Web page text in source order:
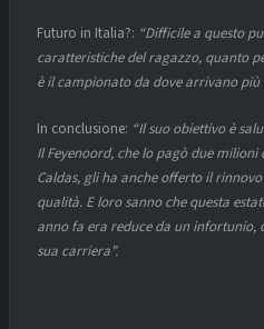
Futuro in Italia?: “Difficile a questo
caratteristiche del ragazzo, quanto
è il campionato da dove arrivano più
In conclusione: “Il suo obiettivo è
Il Feyenoord, che lo pagò due milioni
Caldas, gli ha anche offerto il rinnovo
qualità. E loro sanno che questa
anno fa era reduce da un infortunio,
sua carriera”.